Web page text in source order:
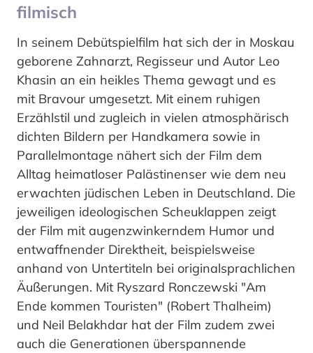
filmisch
In seinem Debütspielfilm hat sich der in Moskau
geborene Zahnarzt, Regisseur und Autor Leo
Khasin an ein heikles Thema gewagt und es
mit Bravour umgesetzt. Mit einem ruhigen
Erzählstil und zugleich in vielen atmosphärisch
dichten Bildern per Handkamera sowie in
Parallelmontage nähert sich der Film dem
Alltag heimatloser Palästinenser wie dem neu
erwachten jüdischen Leben in Deutschland. Die
jeweiligen ideologischen Scheuklappen zeigt
der Film mit augenzwinkerndem Humor und
entwaffnender Direktheit, beispielsweise
anhand von Untertiteln bei originalsprachlichen
Äußerungen. Mit Ryszard Ronczewski "Am
Ende kommen Touristen" (Robert Thalheim)
und Neil Belakhdar hat der Film zudem zwei
auch die Generationen überspannende